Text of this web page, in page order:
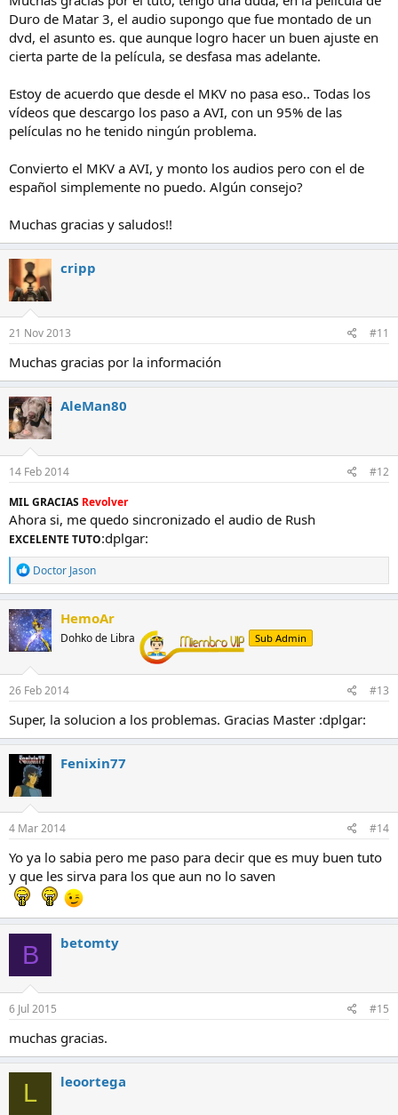
Duro de Matar 3, el audio supongo que fue montado de un
dvd, el asunto es. que aunque logro hacer un buen ajuste en
cierta parte de la película, se desfasa mas adelante.
Estoy de acuerdo que desde el MKV no pasa eso.. Todas los
vídeos que descargo los paso a AVI, con un 95% de las
películas no he tenido ningún problema.
Convierto el MKV a AVI, y monto los audios pero con el de
español simplemente no puedo. Algún consejo?
Muchas gracias y saludos!!
cripp
21 Nov 2013 #11
Muchas gracias por la información
AleMan80
14 Feb 2014
#12
MIL GRACIAS Revolver
Ahora si, me quedo sincronizado el audio de Rush
EXCELENTE TUTO:dplgar:
R
e
a
c
c
i
o
n
e
s
Doctor Jason
HemoAr
Dohko de Libra Sub Admin
26 Feb 2014 #13
Super, la solucion a los problemas. Gracias Master :dplgar:
Fenixin77
4 Mar 2014 #14
Yo ya lo sabia pero me paso para decir que es muy buen tuto
y que les sirva para los que aun no lo saven
B betomty
6 Jul 2015 #15
muchas gracias.
L leoortega